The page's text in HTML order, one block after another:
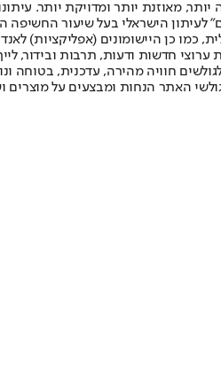
מאוזנת יותר ומדויקת יותר.
הראשונה פורסמה ב-30 ביולי 2007, וב-2010 הפך "ישראל
חדשות ודעות, תרבות ובידור,
לגולשים חוויה מהירה, עדכנית,
האתר הנחות ומבצעים על